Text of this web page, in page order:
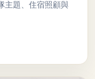
主題、住宿照顧與